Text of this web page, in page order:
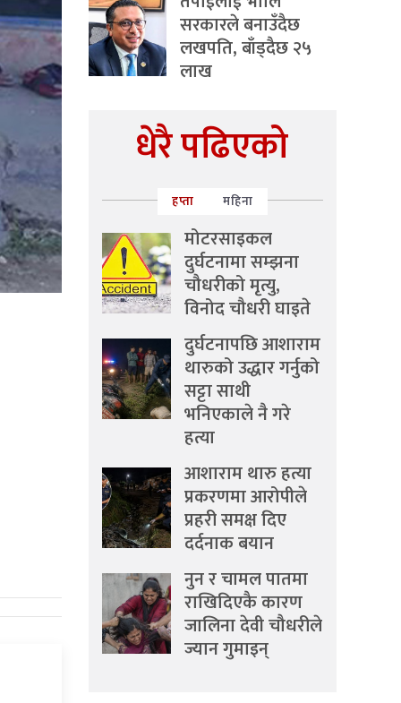
सरकारले बनाउँदैछ
लखपति, बाँड्दैछ २५
लाख
धेरै पढिएको
हप्ता महिना
मोटरसाइकल
दुर्घटनामा सम्झना
चौधरीको मृत्यु,
विनोद चौधरी घाइते
दुर्घटनापछि आशाराम
थारुको उद्धार गर्नुको
सट्टा साथी
भनिएकाले नै गरे
हत्या
आशाराम थारु हत्या
प्रकरणमा आरोपीले
प्रहरी समक्ष दिए
दर्दनाक बयान
नुन र चामल पातमा
राखिदिएकै कारण
जालिना देवी चौधरीले
ज्यान गुमाइन्